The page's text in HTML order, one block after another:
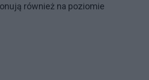
również na poziomie